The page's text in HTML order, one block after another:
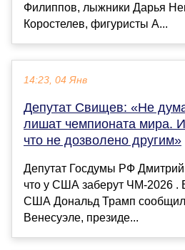
Филиппов, лыжники Дарья
Коростелев, фигуристы А...
14:23, 04 Янв
Депутат Свищев: «Не
лишат чемпионата мира.
что не дозволено другим»
Депутат Госдумы РФ
что у США заберут ЧМ-2026 .
США Дональд Трамп сообщил
Венесуэле, президе...